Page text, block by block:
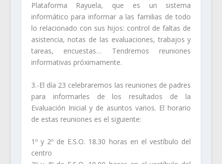
Plataforma Rayuela, que es un sistema
informático para informar a las familias de todo
lo relacionado con sus hijos: control de faltas de
asistencia, notas de las evaluaciones, trabajos y
tareas, encuestas… Tendremos reuniones
informativas próximamente.
3.-El día 23 celebraremos las reuniones de padres
para informarles de los resultados de la
Evaluación Inicial y de asuntos varios. El horario
de estas reuniones es el siguiente:
1º y 2º de E.S.O. 18.30 horas en el vestíbulo del
centro